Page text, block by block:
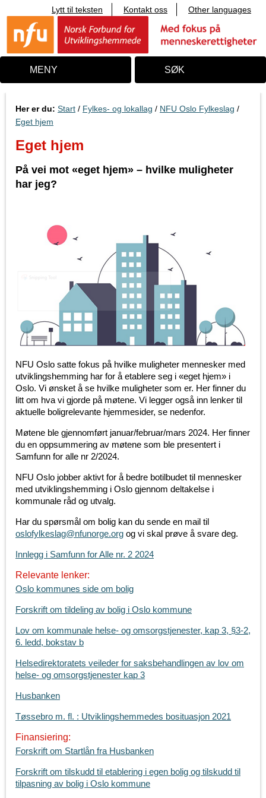
i
n
o
Lytt til teksten Kontakt oss Other languages
MENY SØK
Her er du: Start / Fylkes- og lokallag / NFU Oslo Fylkeslag /
Eget hjem
Eget hjem
På vei mot «eget hjem» – hvilke muligheter
har jeg?
NFU Oslo satte fokus på hvilke muligheter mennesker med
utviklingshemming har for å etablere seg i «eget hjem» i
Oslo. Vi ønsket å se hvilke muligheter som er. Her finner du
litt om hva vi gjorde på møtene. Vi legger også inn lenker til
aktuelle boligrelevante hjemmesider, se nedenfor.
Møtene ble gjennomført januar/februar/mars 2024. Her finner
du en oppsummering av møtene som ble presentert i
Samfunn for alle nr 2/2024.
NFU Oslo jobber aktivt for å bedre botilbudet til mennesker
med utviklingshemming i Oslo gjennom deltakelse i
kommunale råd og utvalg.
Har du spørsmål om bolig kan du sende en mail til
oslofylkeslag@nfunorge.org og vi skal prøve å svare deg.
Innlegg i Samfunn for Alle nr. 2 2024
Relevante lenker:
Oslo kommunes side om bolig
Forskrift om tildeling av bolig i Oslo kommune
Lov om kommunale helse- og omsorgstjenester, kap 3, §3-2,
6. ledd, bokstav b
Helsedirektoratets veileder for saksbehandlingen av lov om
helse- og omsorgstjenester kap 3
Husbanken
Tøssebro m. fl. : Utviklingshemmedes bosituasjon 2021
Finansiering:
Forskrift om Startlån fra Husbanken
Forskrift om tilskudd til etablering i egen bolig og tilskudd til
tilpasning av bolig i Oslo kommune